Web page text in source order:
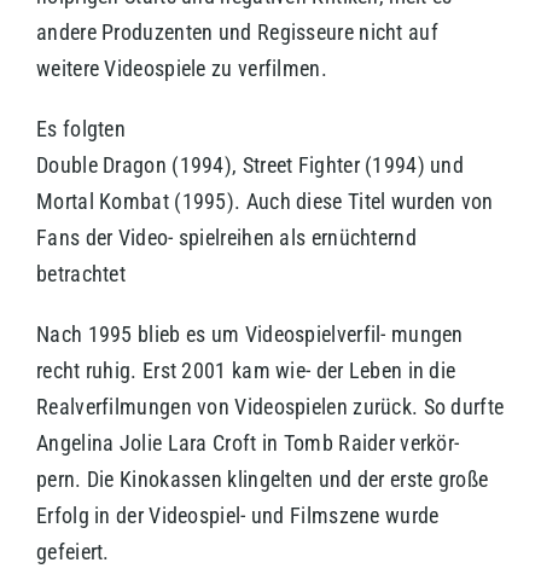
andere Produzenten und Regisseure nicht auf
weitere Videospiele zu verfilmen.
Es folgten
Double Dragon (1994), Street Fighter (1994) und
Mortal Kombat (1995). Auch diese Titel wurden von
Fans der Video- spielreihen als ernüchternd
betrachtet
Nach 1995 blieb es um Videospielverfil- mungen
recht ruhig. Erst 2001 kam wie- der Leben in die
Realverfilmungen von Videospielen zurück. So durfte
Angelina Jolie Lara Croft in Tomb Raider verkör-
pern. Die Kinokassen klingelten und der erste große
Erfolg in der Videospiel- und Filmszene wurde
gefeiert.